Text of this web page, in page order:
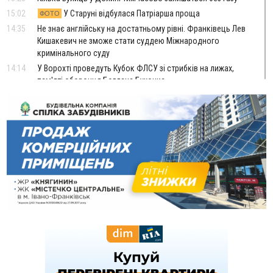
15:02
ФОТО
У Старуні відбулася Патріарша проща
14:35
Не знає англійську на достатньому рівні. Франківець Лев
Кишакевич не зможе стати суддею Міжнародного
кримінального суду
14:14
У Ворохті проведуть Кубок ФЛСУ зі стрибків на лижах,
пам'яті оборонця Богдана Бухонка
На Калущині розшукали чоловіка, який три дні
блукав у лісі
13:14
Боднар розповів про реакцію влади Польщі на атаки на
українців та про зміни після 23 серпня
12:31
ВІДЕО "Едельвейси" щемливо привітали рідну Коломию з
Днем міста
11:55
Вчора у Франківську, Коломиї, Долині та Яремче
зафіксували рекордну спеку
11:45
У Надвірній п'яна жінка побила малолітнього хлопчика: суд
У басейні Дністра встановилася гідрологічна посуха - рівні
води наблизилися до найнижчих показників
У Бурштині поблизу АЗС сталася масова бійка, поліція